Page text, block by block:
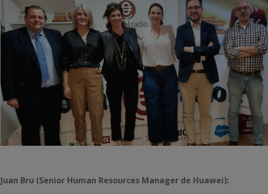
Juan Bru (Senior Human Resources Manager de Huawei):